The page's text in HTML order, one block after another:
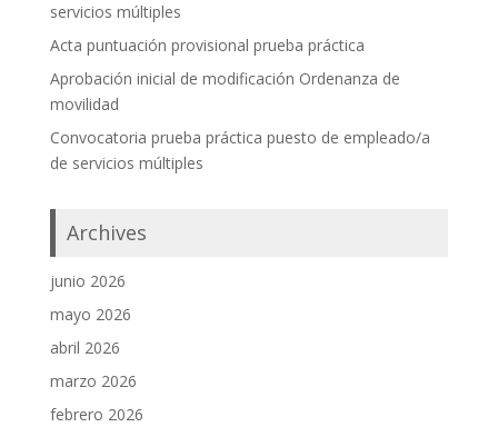
servicios múltiples
Acta puntuación provisional prueba práctica
Aprobación inicial de modificación Ordenanza de
movilidad
Convocatoria prueba práctica puesto de empleado/a
de servicios múltiples
Archives
junio 2026
mayo 2026
abril 2026
marzo 2026
febrero 2026